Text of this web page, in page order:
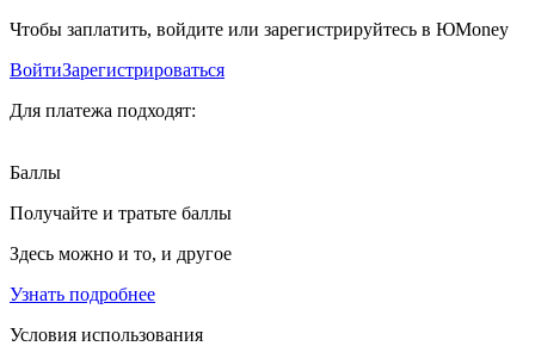
Чтобы заплатить, войдите или зарегистрируйтесь в ЮMoney
ВойтиЗарегистрироваться
Для платежа подходят:
Баллы
Получайте и тратьте баллы
Здесь можно и то, и другое
Узнать подробнее
Условия использования